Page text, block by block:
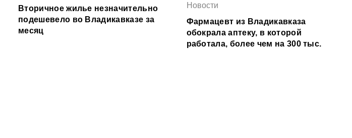
Вторичное жилье незначительно
подешевело во Владикавказе за
месяц
Новости
Фармацевт из Владикавказа
обокрала аптеку, в которой
работала, более чем на 300 тыс.